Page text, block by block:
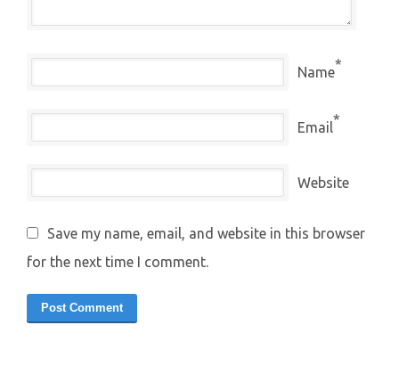
Name*
Email*
Website
Save my name, email, and website in this browser
for the next time I comment.